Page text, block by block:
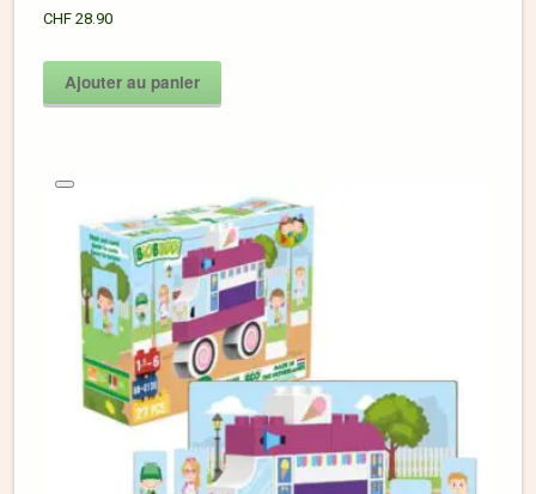
CHF 28.90
Ajouter au panier